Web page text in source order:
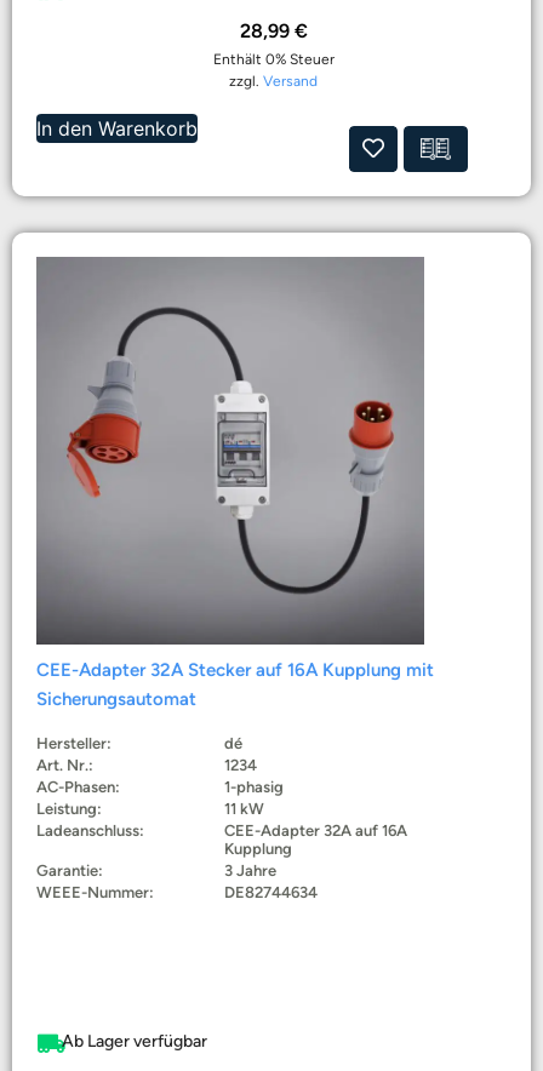
28,99 €
Enthält 0% Steuer
zzgl. Versand
In den Warenkorb
CEE-Adapter 32A Stecker auf 16A Kupplung mit
Sicherungsautomat
Hersteller:
dé
Art. Nr.:
1234
AC-Phasen:
1-phasig
Leistung:
11 kW
Ladeanschluss:
CEE-Adapter 32A auf 16A
Kupplung
Garantie:
3 Jahre
WEEE-Nummer:
DE82744634
Ab Lager verfügbar